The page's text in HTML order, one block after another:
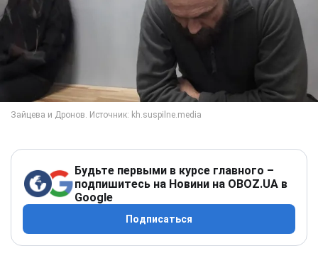
Будьте первыми в курсе главного –
подпишитесь на Новини на OBOZ.UA в
Google
Подписаться